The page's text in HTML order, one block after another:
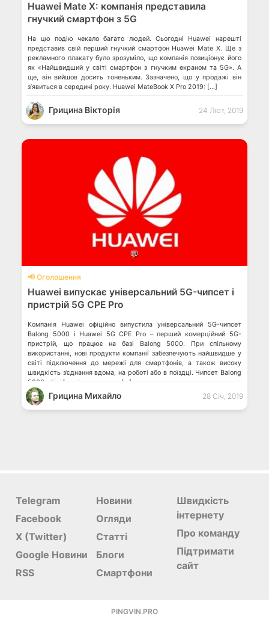
Huawei Mate X: компанія представила
гнучкий смартфон з 5G
На цю подію чекало багато людей. Сьогодні Huawei нарешті
представив свій перший гнучкий смартфон Huawei Mate X. Ще з
рекламного плакату було зрозуміло, що компанія позиціонує його
як «Найшвидший у світі смартфон з гнучким екраном та 5G». А
ще, він вийшов досить тоненьким. Зазначено, що у продажі він
з’явиться в середині року. Huawei MateBook X Pro 2019: […]
Грицина Вікторія 24 Лют, 2019
💬
📢 Оголошення
Huawei випускає універсальний 5G-чипсет і
пристрій 5G CPE Pro
Компанія Huawei офіційно випустила універсальний 5G-чипсет
Balong 5000 і Huawei 5G CPE Pro – перший комерційний 5G-
пристрій, що працює на базі Balong 5000. При спільному
використанні, нові продукти компанії забезпечують найшвидше у
світі підключення до мережі для смартфонів, а також високу
швидкість з’єднання вдома, на роботі або в поїздці. Чипсет Balong
5000 офіційно відкриває еру […]
Грицина Михайло 28 Січ, 2019
Telegram
Facebook
X (Twitter)
Google Новини
RSS
Новини
Огляди
Статті
Блоги
Смартфони
Швидкість
інтернету
Про команду
Підтримати
сайт
PINGVIN.PRO